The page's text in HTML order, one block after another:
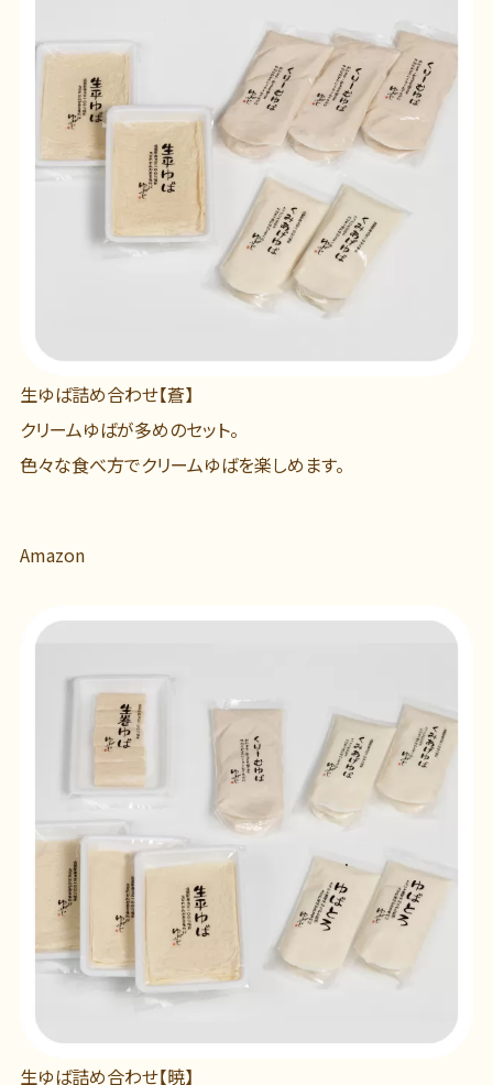
生ゆば詰め合わせ【蒼】
クリームゆばが多めのセット。
色々な食べ方でクリームゆばを楽しめます。
Amazon
生ゆば詰め合わせ【暁】